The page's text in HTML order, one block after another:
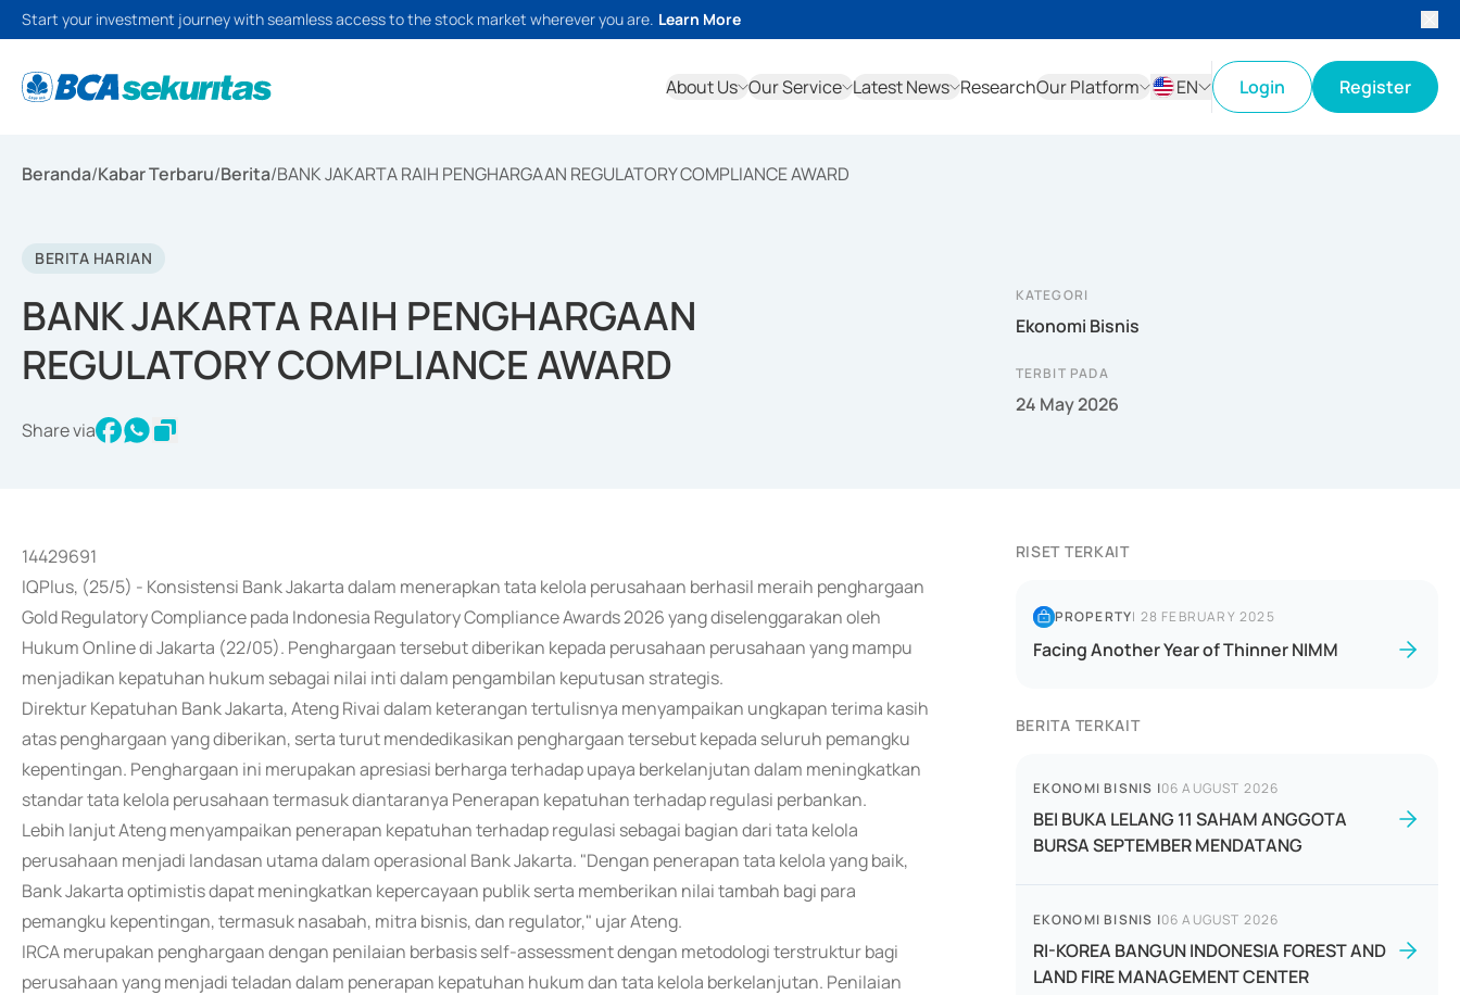
Start your investment journey with seamless access to the stock market wherever you are. Learn More
About Us Our Service Latest News ResearchOur Platform
EN
Login Register
Beranda/Kabar Terbaru/Berita/BANK JAKARTA RAIH PENGHARGAAN REGULATORY COMPLIANCE AWARD
BERITA HARIAN
BANK JAKARTA RAIH PENGHARGAAN
REGULATORY COMPLIANCE AWARD
Share via
KATEGORI
Ekonomi Bisnis
TERBIT PADA
24 May 2026
14429691
IQPlus, (25/5) - Konsistensi Bank Jakarta dalam menerapkan tata kelola perusahaan berhasil meraih penghargaan
Gold Regulatory Compliance pada Indonesia Regulatory Compliance Awards 2026 yang diselenggarakan oleh
Hukum Online di Jakarta (22/05). Penghargaan tersebut diberikan kepada perusahaan perusahaan yang mampu
menjadikan kepatuhan hukum sebagai nilai inti dalam pengambilan keputusan strategis.
Direktur Kepatuhan Bank Jakarta, Ateng Rivai dalam keterangan tertulisnya menyampaikan ungkapan terima kasih
atas penghargaan yang diberikan, serta turut mendedikasikan penghargaan tersebut kepada seluruh pemangku
kepentingan. Penghargaan ini merupakan apresiasi berharga terhadap upaya berkelanjutan dalam meningkatkan
standar tata kelola perusahaan termasuk diantaranya Penerapan kepatuhan terhadap regulasi perbankan.
Lebih lanjut Ateng menyampaikan penerapan kepatuhan terhadap regulasi sebagai bagian dari tata kelola
perusahaan menjadi landasan utama dalam operasional Bank Jakarta. "Dengan penerapan tata kelola yang baik,
Bank Jakarta optimistis dapat meningkatkan kepercayaan publik serta memberikan nilai tambah bagi para
pemangku kepentingan, termasuk nasabah, mitra bisnis, dan regulator," ujar Ateng.
IRCA merupakan penghargaan dengan penilaian berbasis self-assessment dengan metodologi terstruktur bagi
perusahaan yang menjadi teladan dalam penerapan kepatuhan hukum dan tata kelola berkelanjutan. Penilaian
RISET TERKAIT
PROPERTY| 28 FEBRUARY 2025
Facing Another Year of Thinner NIMM
BERITA TERKAIT
EKONOMI BISNIS |06 AUGUST 2026
BEI BUKA LELANG 11 SAHAM ANGGOTA
BURSA SEPTEMBER MENDATANG
EKONOMI BISNIS |06 AUGUST 2026
RI-KOREA BANGUN INDONESIA FOREST AND
LAND FIRE MANAGEMENT CENTER